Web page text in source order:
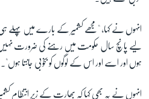
انہوں نے کہا، "مجھے کشمیر کے بارے میں پہلے
لیے پانچ سال حکومت میں رہنے کی ضرورت نہیں
ہوں اور اسے اور اس کے لوگوں کو بخوبی جانتا ہوں"۔